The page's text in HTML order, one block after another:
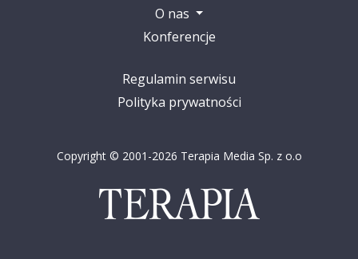
O nas
Konferencje
Regulamin serwisu
Polityka prywatności
Copyright © 2001-2026 Terapia Media Sp. z o.o